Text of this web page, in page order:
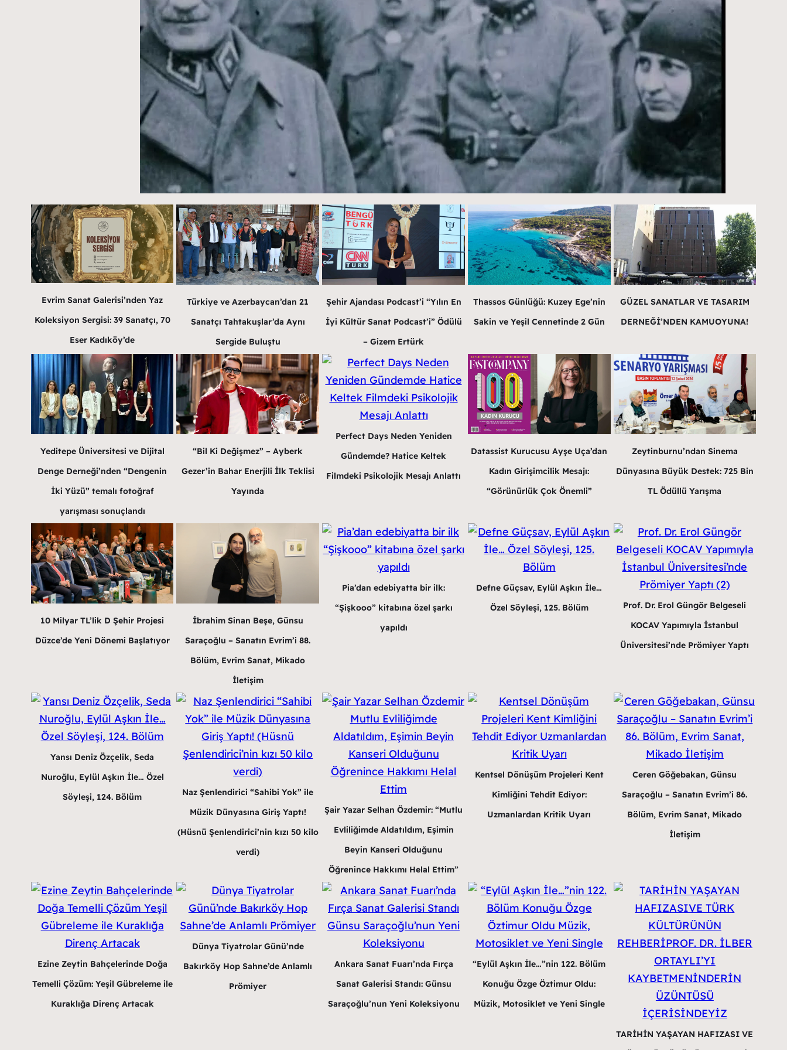
Evrim Sanat Galerisi’nden Yaz
Koleksiyon Sergisi: 39 Sanatçı, 70
Eser Kadıköy’de
Türkiye ve Azerbaycan’dan 21
Sanatçı Tahtakuşlar’da Aynı
Sergide Buluştu
Şehir Ajandası Podcast’i “Yılın En
İyi Kültür Sanat Podcast’i” Ödülü
– Gizem Ertürk
Thassos Günlüğü: Kuzey Ege’nin
Sakin ve Yeşil Cennetinde 2 Gün
GÜZEL SANATLAR VE TASARIM
DERNEĞİ’NDEN KAMUOYUNA!
Yeditepe Üniversitesi ve Dijital
Denge Derneği’nden “Dengenin
İki Yüzü” temalı fotoğraf
yarışması sonuçlandı
“Bil Ki Değişmez” – Ayberk
Gezer’in Bahar Enerjili İlk Teklisi
Yayında
Perfect Days Neden Yeniden
Gündemde? Hatice Keltek
Filmdeki Psikolojik Mesajı Anlattı
Datassist Kurucusu Ayşe Uça’dan
Kadın Girişimcilik Mesajı:
“Görünürlük Çok Önemli”
Zeytinburnu’ndan Sinema
Dünyasına Büyük Destek: 725 Bin
TL Ödüllü Yarışma
10 Milyar TL’lik D Şehir Projesi
Düzce’de Yeni Dönemi Başlatıyor
İbrahim Sinan Beşe, Günsu
Saraçoğlu – Sanatın Evrim’i 88.
Bölüm, Evrim Sanat, Mikado
İletişim
Pia’dan edebiyatta bir ilk:
“Şişkooo” kitabına özel şarkı
yapıldı
Defne Güçsav, Eylül Aşkın İle…
Özel Söyleşi, 125. Bölüm
Prof. Dr. Erol Güngör Belgeseli
KOCAV Yapımıyla İstanbul
Üniversitesi’nde Prömiyer Yaptı
Yansı Deniz Özçelik, Seda
Nuroğlu, Eylül Aşkın İle… Özel
Söyleşi, 124. Bölüm
Naz Şenlendirici “Sahibi Yok” ile
Müzik Dünyasına Giriş Yaptı!
(Hüsnü Şenlendirici’nin kızı 50 kilo
verdi)
Şair Yazar Selhan Özdemir: “Mutlu
Evliliğimde Aldatıldım, Eşimin
Beyin Kanseri Olduğunu
Öğrenince Hakkımı Helal Ettim”
Kentsel Dönüşüm Projeleri Kent
Kimliğini Tehdit Ediyor:
Uzmanlardan Kritik Uyarı
Ceren Göğebakan, Günsu
Saraçoğlu – Sanatın Evrim’i 86.
Bölüm, Evrim Sanat, Mikado
İletişim
Ezine Zeytin Bahçelerinde Doğa
Temelli Çözüm: Yeşil Gübreleme ile
Kuraklığa Direnç Artacak
Dünya Tiyatrolar Günü’nde
Bakırköy Hop Sahne’de Anlamlı
Prömiyer
Ankara Sanat Fuarı’nda Fırça
Sanat Galerisi Standı: Günsu
Saraçoğlu’nun Yeni Koleksiyonu
“Eylül Aşkın İle…”nin 122. Bölüm
Konuğu Özge Öztimur Oldu:
Müzik, Motosiklet ve Yeni Single
TARİHİN YAŞAYAN HAFIZASI VE